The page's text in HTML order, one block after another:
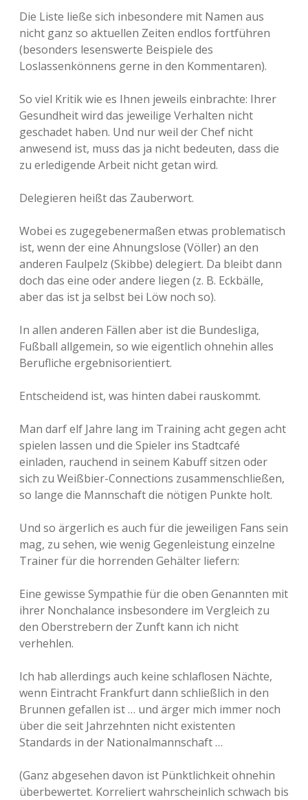
Die Liste ließe sich inbesondere mit Namen aus
nicht ganz so aktuellen Zeiten endlos fortführen
(besonders lesenswerte Beispiele des
Loslassenkönnens gerne in den Kommentaren).
So viel Kritik wie es Ihnen jeweils einbrachte: Ihrer
Gesundheit wird das jeweilige Verhalten nicht
geschadet haben. Und nur weil der Chef nicht
anwesend ist, muss das ja nicht bedeuten, dass die
zu erledigende Arbeit nicht getan wird.
Delegieren heißt das Zauberwort.
Wobei es zugegebenermaßen etwas problematisch
ist, wenn der eine Ahnungslose (Völler) an den
anderen Faulpelz (Skibbe) delegiert. Da bleibt dann
doch das eine oder andere liegen (z. B. Eckbälle,
aber das ist ja selbst bei Löw noch so).
In allen anderen Fällen aber ist die Bundesliga,
Fußball allgemein, so wie eigentlich ohnehin alles
Berufliche ergebnisorientiert.
Entscheidend ist, was hinten dabei rauskommt.
Man darf elf Jahre lang im Training acht gegen acht
spielen lassen und die Spieler ins Stadtcafé
einladen, rauchend in seinem Kabuff sitzen oder
sich zu Weißbier-Connections zusammenschließen,
so lange die Mannschaft die nötigen Punkte holt.
Und so ärgerlich es auch für die jeweiligen Fans sein
mag, zu sehen, wie wenig Gegenleistung einzelne
Trainer für die horrenden Gehälter liefern:
Eine gewisse Sympathie für die oben Genannten mit
ihrer Nonchalance insbesondere im Vergleich zu
den Oberstrebern der Zunft kann ich nicht
verhehlen.
Ich hab allerdings auch keine schlaflosen Nächte,
wenn Eintracht Frankfurt dann schließlich in den
Brunnen gefallen ist … und ärger mich immer noch
über die seit Jahrzehnten nicht existenten
Standards in der Nationalmannschaft …
(Ganz abgesehen davon ist Pünktlichkeit ohnehin
überbewertet. Korreliert wahrscheinlich schwach bis